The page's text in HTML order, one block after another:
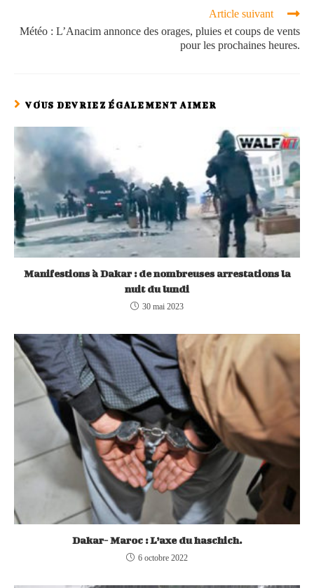
Article suivant
Météo : L’Anacim annonce des orages, pluies et coups de vents
pour les prochaines heures.
VOUS DEVRIEZ ÉGALEMENT AIMER
Manifestions à Dakar : de nombreuses arrestations la
nuit du lundi
30 mai 2023
Dakar- Maroc : L’axe du haschich.
6 octobre 2022